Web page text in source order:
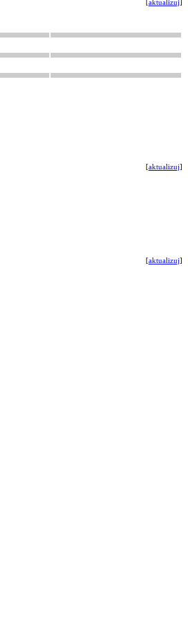
aktualizuj
[aktualizuj]
[aktualizuj]